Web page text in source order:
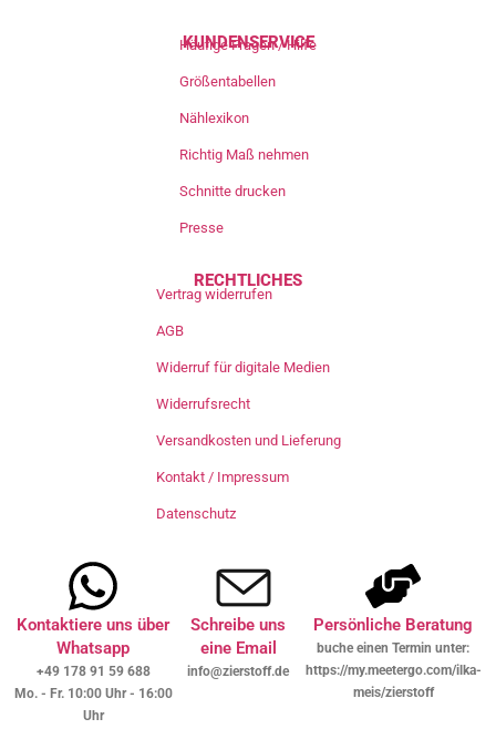
KUNDENSERVICE
Häufige Fragen / Hilfe
Größentabellen
Nählexikon
Richtig Maß nehmen
Schnitte drucken
Presse
RECHTLICHES
Vertrag widerrufen
AGB
Widerruf für digitale Medien
Widerrufsrecht
Versandkosten und Lieferung
Kontakt / Impressum
Datenschutz
Kontaktiere uns über
Whatsapp
+49 178 91 59 688
Mo. - Fr. 10:00 Uhr - 16:00
Uhr
Schreibe uns
eine Email
info@zierstoff.de
Persönliche Beratung
buche einen Termin unter:
https://my.meetergo.com/ilka-
meis/zierstoff